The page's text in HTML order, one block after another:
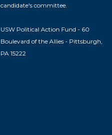
candidate's committee.
USW Political Action Fund - 60
Boulevard of the Allies - Pittsburgh,
PA 15222